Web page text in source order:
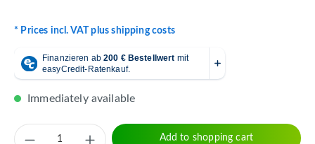
* Prices incl. VAT plus shipping costs
Immediately available
Product Quantity: Enter the desired
Add to shopping cart